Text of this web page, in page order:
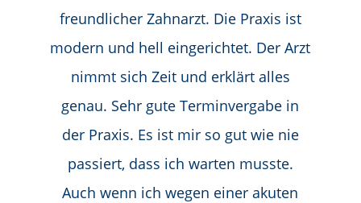
freundlicher Zahnarzt. Die Praxis ist
modern und hell eingerichtet. Der Arzt
nimmt sich Zeit und erklärt alles
genau. Sehr gute Terminvergabe in
der Praxis. Es ist mir so gut wie nie
passiert, dass ich warten musste.
Auch wenn ich wegen einer akuten